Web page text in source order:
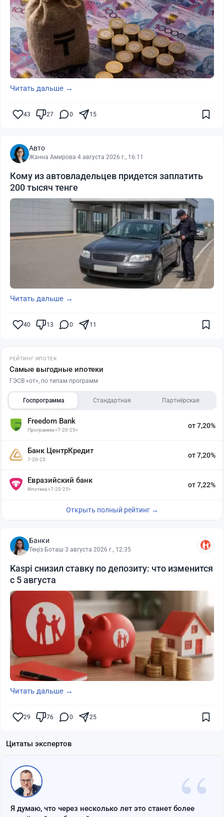
Читать дальше →
43 27 0 15
Авто
Жанна Амирова·4 августа 2026 г., 16:11
Кому из автовладельцев придется заплатить
200 тысяч тенге
Читать дальше →
40 13 0 11
РЕЙТИНГ ИПОТЕК
Самые выгодные ипотеки
ГЭСВ «от», по типам программ
Госпрограмма Стандартная Партнёрская
Freedom Bank
Программа «7-20-25»
от 7,20%
Банк ЦентрКредит
7-20-25
от 7,20%
Евразийский банк
Ипотека «7-20-25»
от 7,22%
Открыть полный рейтинг →
Банки
Теңіз Боташ·3 августа 2026 г., 12:35
Kaspi снизил ставку по депозиту: что изменится
с 5 августа
Читать дальше →
29 76 0 25
Цитаты экспертов
“
Я думаю, что через несколько лет это станет более